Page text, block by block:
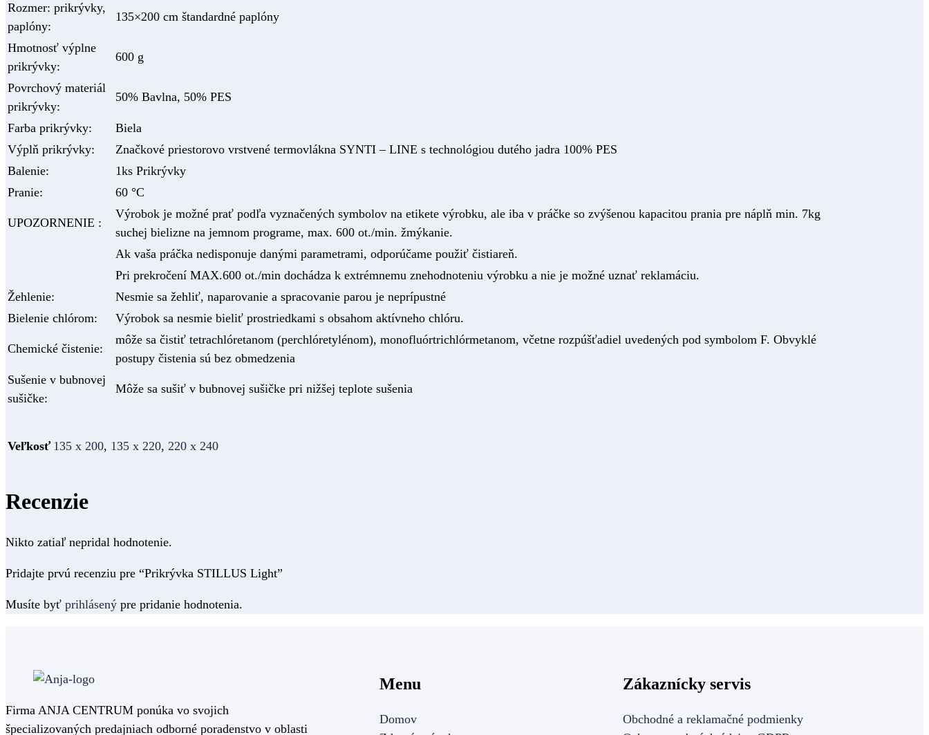
Rozmer: prikrývky,
paplóny:
135×200 cm štandardné paplóny
Hmotnosť výplne
prikrývky:
600 g
Povrchový materiál
prikrývky:
50% Bavlna, 50% PES
Farba prikrývky:
Biela
Výplň prikrývky:
Značkové priestorovo vrstvené termovlákna SYNTI – LINE s technológiou dutého jadra 100% PES
Balenie:
1ks Prikrývky
Pranie:
60 °C
UPOZORNENIE :
Výrobok je možné prať podľa vyznačených symbolov na etikete výrobku, ale iba v práčke so zvýšenou kapacitou prania pre náplň min. 7kg
suchej bielizne na jemnom programe, max. 600 ot./min. žmýkanie.
Ak vaša práčka nedisponuje danými parametrami, odporúčame použiť čistiareň.
Pri prekročení MAX.600 ot./min dochádza k extrémnemu znehodnoteniu výrobku a nie je možné uznať reklamáciu.
Žehlenie:
Nesmie sa žehliť, naparovanie a spracovanie parou je neprípustné
Bielenie chlórom:
Výrobok sa nesmie bieliť prostriedkami s obsahom aktívneho chlóru.
Chemické čistenie:
môže sa čistiť tetrachlóretanom (perchlóretylénom), monofluórtrichlórmetanom, včetne rozpúšťadiel uvedených pod symbolom F. Obvyklé
postupy čistenia sú bez obmedzenia
Sušenie v bubnovej
sušičke:
Môže sa sušiť v bubnovej sušičke pri nižšej teplote sušenia
Veľkosť 135 x 200, 135 x 220, 220 x 240
Recenzie
Nikto zatiaľ nepridal hodnotenie.
Pridajte prvú recenziu pre “Prikrývka STILLUS Light”
Musíte byť prihlásený pre pridanie hodnotenia.
Firma ANJA CENTRUM ponúka vo svojich
špecializovaných predajniach odborné poradenstvo v oblasti
Menu
Domov
Zákaznícky servis
Obchodné a reklamačné podmienky